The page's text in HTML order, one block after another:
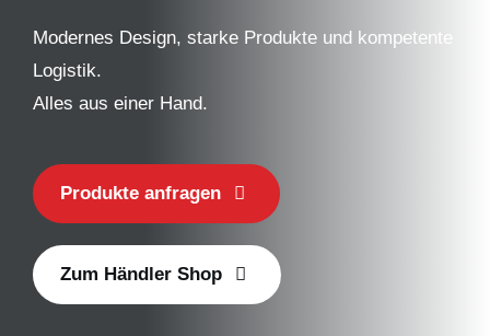
Händler Shop
Modernes Design, starke Produkte und kompetente
Logistik.
Alles aus einer Hand.
Produkte anfragen
Zum Händler Shop